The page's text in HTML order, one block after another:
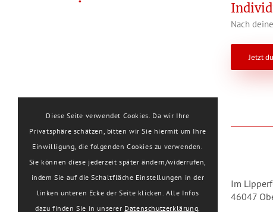
Nach
Jetzt
Im
46047
Diese Seite verwendet Cookies. Da wir Ihre
Privatsphäre schätzen, bitten wir Sie hiermit um Ihre
Einwilligung, die folgenden Cookies zu verwenden.
Sie können diese jederzeit später ändern/widerrufen,
indem Sie auf die Schaltfläche Einstellungen in der
linken unteren Ecke der Seite klicken. Alle Infos
dazu finden Sie in unserer Datenschutzerklärung